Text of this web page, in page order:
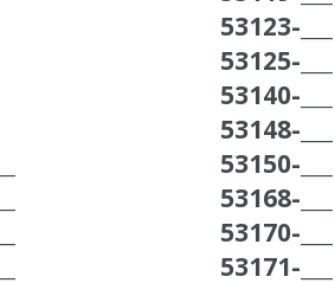
53123-___
53125-___
53140-___
53148-___
53150-___
53168-___
53170-___
53171-___